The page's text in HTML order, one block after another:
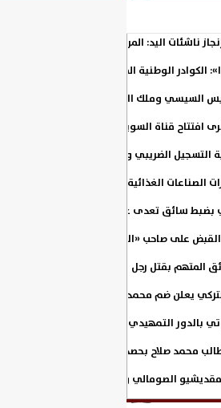
ناشئات اليد: المربع الذهبي خطوة نحو
السيسي وملك البحرين يؤكد قيادة مصر لتعزيز
افتتاح قناة السويس الجديدة تجسد رؤية
التسجيل الضريبي والفاتورة الإلكترونية لجميع
إلى الاتحاد الأوروبي ترتفع 15.4% خلال النصف الأول من 2026
بضبط سائق تعدى على سيدة بالإسكندرية
على صاحب «السنجة» في المنوفية
بقتل رجل وحفيدته وإصابة 11 آخرين
يعلن ضم محمد صلاح حتى عام 2028
بالدور التمهيدي من بطولة إفريقيا
محمد صلاح بحصد لقب الدوري التركي
الصومالي وكيتارا الأوغندي